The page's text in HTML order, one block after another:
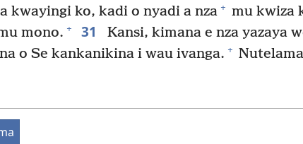
kwayingi ko, kadi o nyadi a nza + mu kwiza
mono. + 31
Kansi, kimana e nza yazaya
o Se kankanikina i wau ivanga. +